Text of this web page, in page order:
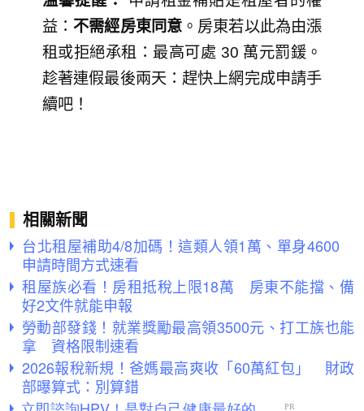
益：不需經房東同意 。房東若以此為由漲
租或拒絕承租：最高可處 30 萬元罰鍰。
趁著連假最後兩天：趕快上網完成申請手
續吧！
相關新聞
台北租屋補助4/8加碼！這類人領1萬、單身4600
申請時間方式速看
租屋族必看！房租抵稅上限18萬 房東不能擋、備
好2文件就能申報
勞動部發錢！就業獎勵最高領3500元、打工族也能
拿 資格限制速看
2026報稅新規！爸媽最高爽收「60萬紅包」 財政
部曝算式：別算錯